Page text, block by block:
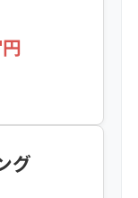
円
グ